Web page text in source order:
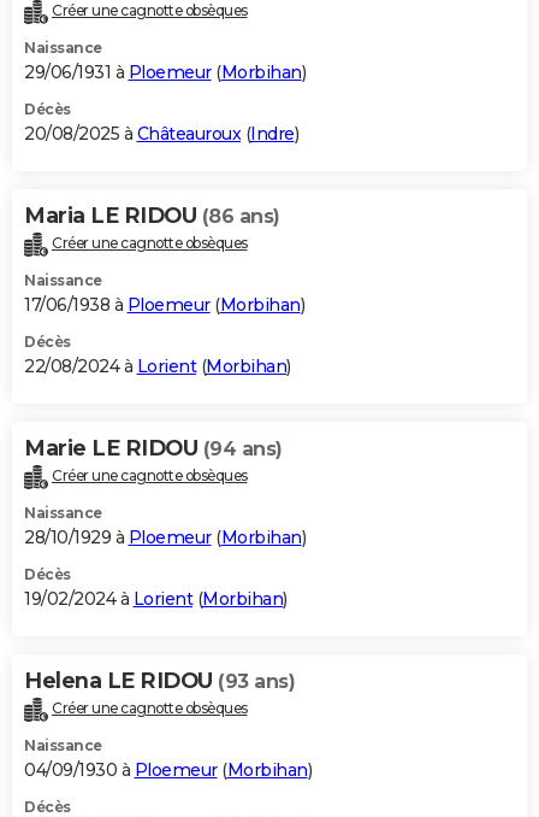
Destinations
City break
Voyage nature
Voyage de noces
Forum
Climat
+PHOTO
GUIDES D'ACHAT
BONS PLANS
Carte de Noël
Carte Bonne année
Carte Saint-Valentin
Carte Pâques
Carte d'anniversaire
DICTIONNAIRE
Dictionnaire
Biographies
Citations
Expressions
Proverbes
PROGRAMME TV
S'inscrire
Se connecter
Lycées
Collèges
Primaires
Universités
Entreprises
Service militaire
Avis de recherche
AVIS DE DÉCÈS
Bricolage
Lifestyle
Culture
Sport
Auto
Television
Voyage
Cinema
Créer une cagnotte obsèques
Naissance
29/06/1931 à Ploemeur(Morbihan)
Décès
20/08/2025 à Châteauroux(Indre)
Maria LE RIDOU (86 ans)
Créer une cagnotte obsèques
Naissance
17/06/1938 à Ploemeur(Morbihan)
Décès
22/08/2024 à Lorient(Morbihan)
Marie LE RIDOU (94 ans)
Créer une cagnotte obsèques
Naissance
28/10/1929 à Ploemeur(Morbihan)
Décès
19/02/2024 à Lorient(Morbihan)
Helena LE RIDOU (93 ans)
Créer une cagnotte obsèques
Naissance
04/09/1930 à Ploemeur(Morbihan)
Décès